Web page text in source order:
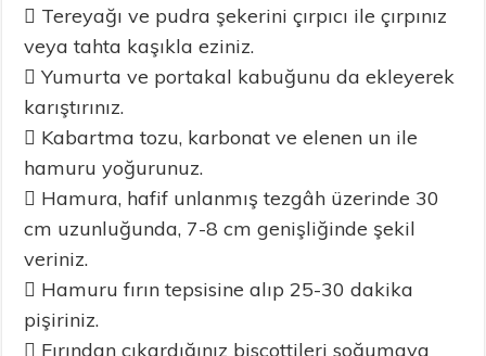
 Tereyağı ve pudra şekerini çırpıcı ile çırpınız
veya tahta kaşıkla eziniz.
 Yumurta ve portakal kabuğunu da ekleyerek
karıştırınız.
 Kabartma tozu, karbonat ve elenen un ile
hamuru yoğurunuz.
 Hamura, hafif unlanmış tezgâh üzerinde 30
cm uzunluğunda, 7-8 cm genişliğinde şekil
veriniz.
 Hamuru fırın tepsisine alıp 25-30 dakika
pişiriniz.
 Fırından çıkardığınız biscottileri soğumaya